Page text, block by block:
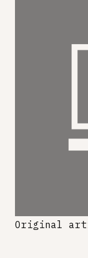
Original